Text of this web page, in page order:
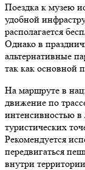
Поездка к музею
удобной
располагается
Однако в
альтернативные
так как основной
На маршруте в
движение по
интенсивностью
туристических
Рекомендуется
передвигаться
внутри территории.